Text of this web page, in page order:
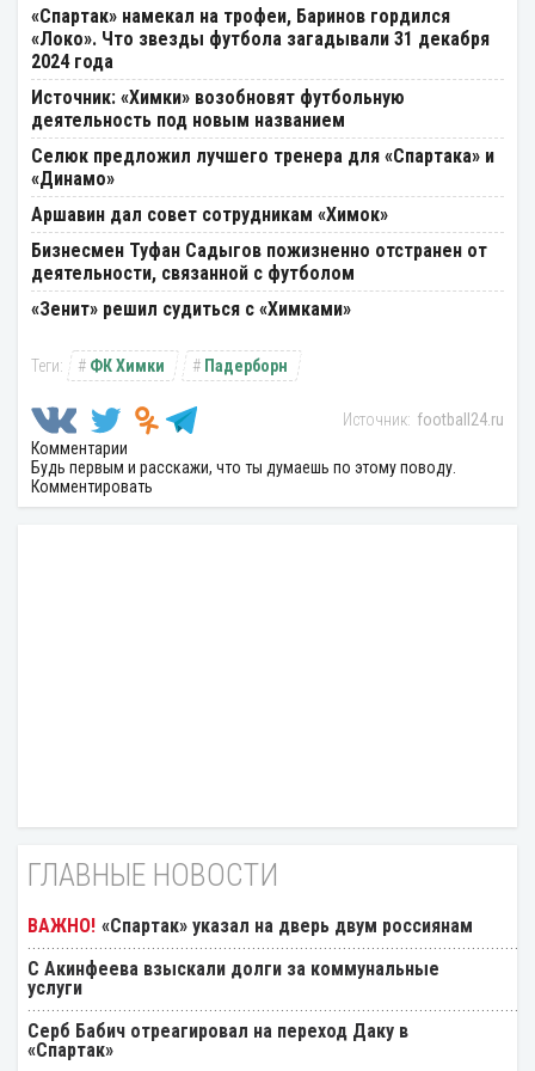
«Спартак» намекал на трофеи, Баринов гордился
«Локо». Что звезды футбола загадывали 31 декабря
2024 года
Источник: «Химки» возобновят футбольную
деятельность под новым названием
Селюк предложил лучшего тренера для «Спартака» и
«Динамо»
Аршавин дал совет сотрудникам «Химок»
Бизнесмен Туфан Садыгов пожизненно отстранен от
деятельности, связанной с футболом
«Зенит» решил судиться с «Химками»
ФК Химки Падерборн
football24.ru
Комментарии
Будь первым и расскажи, что ты думаешь по этому поводу.
Комментировать
ГЛАВНЫЕ НОВОСТИ
«Спартак» указал на дверь двум россиянам
С Акинфеева взыскали долги за коммунальные
услуги
Серб Бабич отреагировал на переход Даку в
«Спартак»